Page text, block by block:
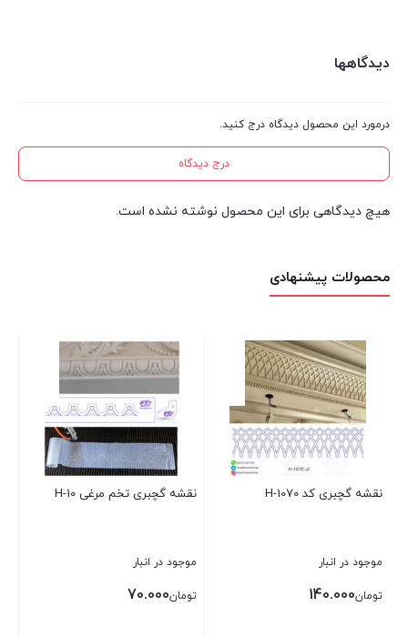
دیدگاهها
درمورد این محصول دیدگاه درج کنید.
درج دیدگاه
هیچ دیدگاهی برای این محصول نوشته نشده است.
محصولات پیشنهادی
نقشه گچبری کد H-1070
موجود در انبار
تومان140.000
نقشه گچبری تخم مرغی H-10
موجود در انبار
تومان70.000